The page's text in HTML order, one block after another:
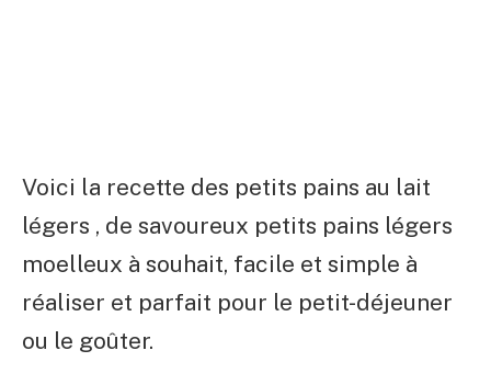
Voici la recette des petits pains au lait
légers , de savoureux petits pains légers
moelleux à souhait, facile et simple à
réaliser et parfait pour le petit-déjeuner
ou le goûter.